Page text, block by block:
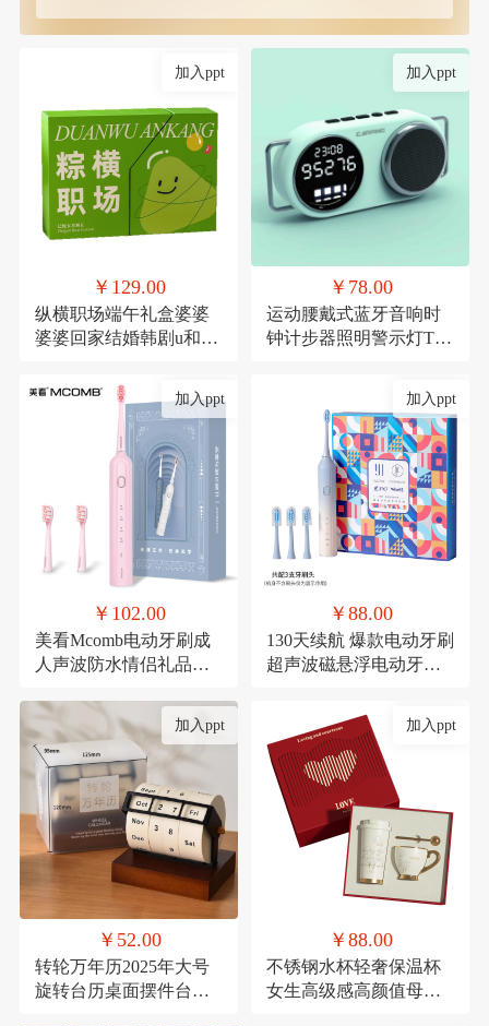
加入ppt
￥129.00
纵横职场端午礼盒婆婆
婆婆回家结婚韩剧u和规
加入ppt
￥78.00
运动腰戴式蓝牙音响时
钟计步器照明警示灯TF
加入ppt
￥102.00
美看Mcomb电动牙刷成
人声波防水情侣礼品科
加入ppt
￥88.00
130天续航 爆款电动牙刷
超声波磁悬浮电动牙刷
加入ppt
￥52.00
转轮万年历2025年大号
旋转台历桌面摆件台历
加入ppt
￥88.00
不锈钢水杯轻奢保温杯
女生高级感高颜值母亲